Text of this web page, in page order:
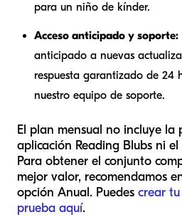
para un niño de kínder.
Acceso anticipado y soporte:
anticipado a nuevas
respuesta garantizado de 24
nuestro equipo de soporte.
El plan mensual no incluye
aplicación Reading Blubs ni
Para obtener el conjunto
mejor valor, recomendamos
opción Anual. Puedes crear
prueba aquí.